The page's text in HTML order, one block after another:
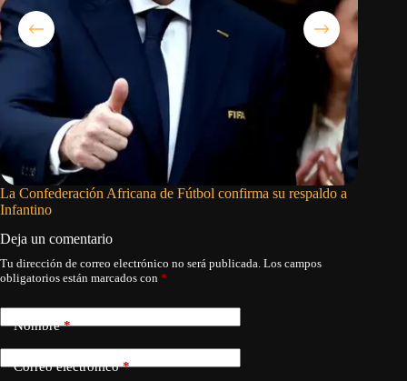
La Confederación Africana de Fútbol confirma su respaldo a
Infantino
Deja un comentario
Tu dirección de correo electrónico no será publicada. Los campos
obligatorios están marcados con *
Nombre*
Correo electrónico*